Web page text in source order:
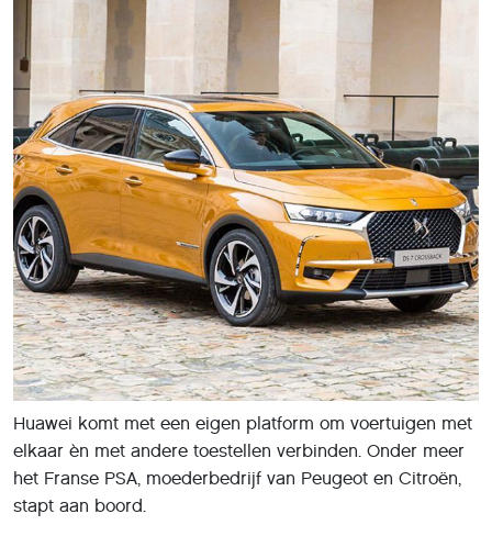
Huawei komt met een eigen platform om voertuigen met
elkaar èn met andere toestellen verbinden. Onder meer
het Franse PSA, moederbedrijf van Peugeot en Citroën,
stapt aan boord.